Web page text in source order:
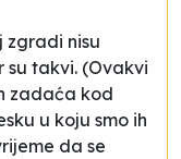
zgradi nisu
su takvi. (Ovakvi
zadaća kod
u koju smo ih
da se